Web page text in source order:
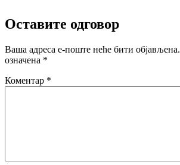
Оставите одговор
Ваша адреса е-поште неће бити објављена.
означена *
Коментар *